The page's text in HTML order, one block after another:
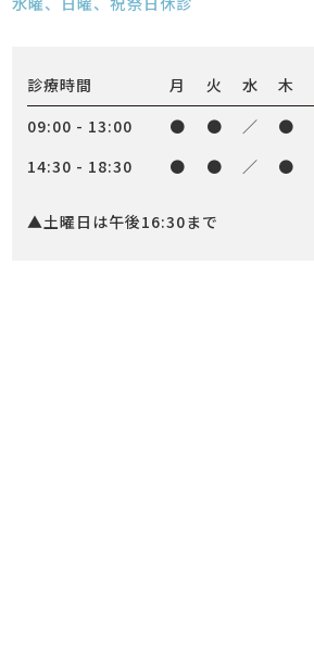
診療時間 月 火 水 木
09:00 - 13:00
● ● ／ ●
14:30 - 18:30
● ● ／ ●
▲土曜日は午後16:30まで